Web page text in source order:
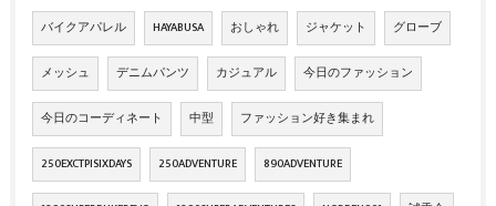
バイクアパレル HAYABUSA おしゃれ ジャケット グローブ
メッシュ デニムパンツ カジュアル 今日のファッション
今日のコーディネート 中型 ファッション好き集まれ
250EXCTPISIXDAYS 250ADVENTURE 890ADVENTURE